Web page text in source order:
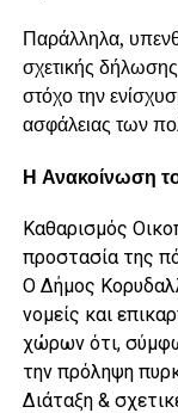
Παράλληλα,
σχετικής
στόχο την
ασφάλειας των
Η Ανακοίνωση
Καθαρισμός
προστασία της
Ο Δήμος
νομείς και
χώρων ότι,
την πρόληψη
Διάταξη &